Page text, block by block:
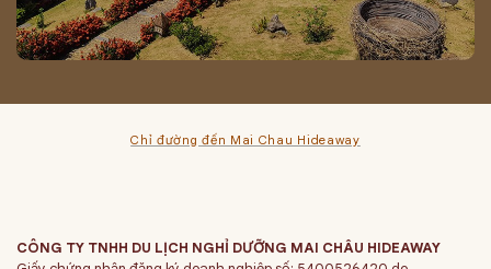
Chỉ đường đến Mai Chau Hideaway
CÔNG TY TNHH DU LỊCH NGHỈ DƯỠNG MAI CHÂU HIDEAWAY